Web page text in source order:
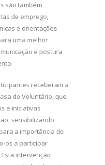
são também
de emprego,
e orientações
uma melhor
e postura
receberam a
do Voluntário, que
e iniciativas
sensibilizando
a importância do
os a participar
intervenção